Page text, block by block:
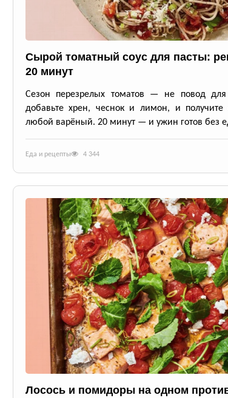
Сырой томатный соус для пасты:
20 минут
Сезон перезрелых томатов — не повод
добавьте хрен, чеснок и лимон, и получите
любой варёный. 20 минут — и ужин готов без
Еда и рецепты 4 344
Лосось и помидоры на одном